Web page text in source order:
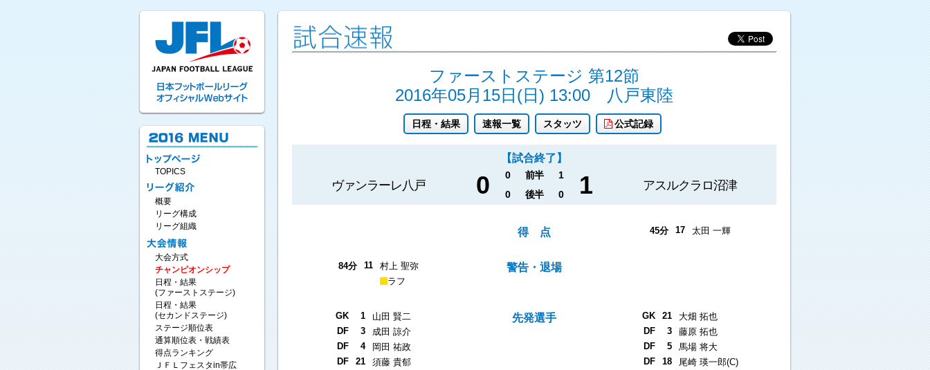
ファーストステージ 第12節
2016年05月15日(日) 13:00
八戸東陸
日程・結果 速報一覧 スタッツ 公式記録
【試合終了】
ヴァンラーレ八戸 0 0 前半 1 1 アスルクラロ沼津
0 後半 0
得 点 45分 17 太田 一輝
警告・退場
84分 11
村上 聖弥
ラフ
先発選手
GK 1
山田 賢二
DF
3
成田 諒介
DF
4
岡田 祐政
DF
21
須藤 貴郁
GK 21
大畑 拓也
DF
3
藤原 拓也
DF
5
馬場 将大
DF
18
尾崎 瑛一郎(C)
TOPICS
概要
リーグ構成
リーグ組織
大会方式
チャンピオンシップ
日程・結果
(ファーストステージ)
日程・結果
(セカンドステージ)
ステージ順位表
通算順位表・戦績表
得点ランキング
ＪＦＬフェスタin帯広